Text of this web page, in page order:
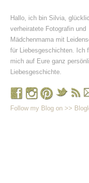
Hallo, ich bin Silvia,
verheiratete Fotografin und
Mädchenmama mit
für Liebesgeschichten. Ich
mich auf Eure ganz
Liebesgeschichte.
Follow my Blog on >>